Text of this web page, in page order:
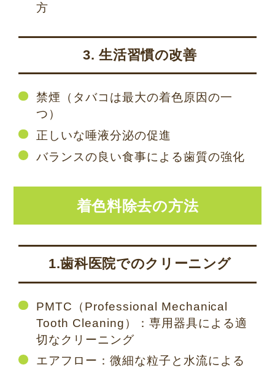
方
3. 生活習慣の改善
禁煙（タバコは最大の着色原因の一
つ）
正しいな唾液分泌の促進
バランスの良い食事による歯質の強化
着色料除去の方法
1.歯科医院でのクリーニング
PMTC（Professional Mechanical
Tooth Cleaning）：専用器具による適
切なクリーニング
エアフロー：微細な粒子と水流による